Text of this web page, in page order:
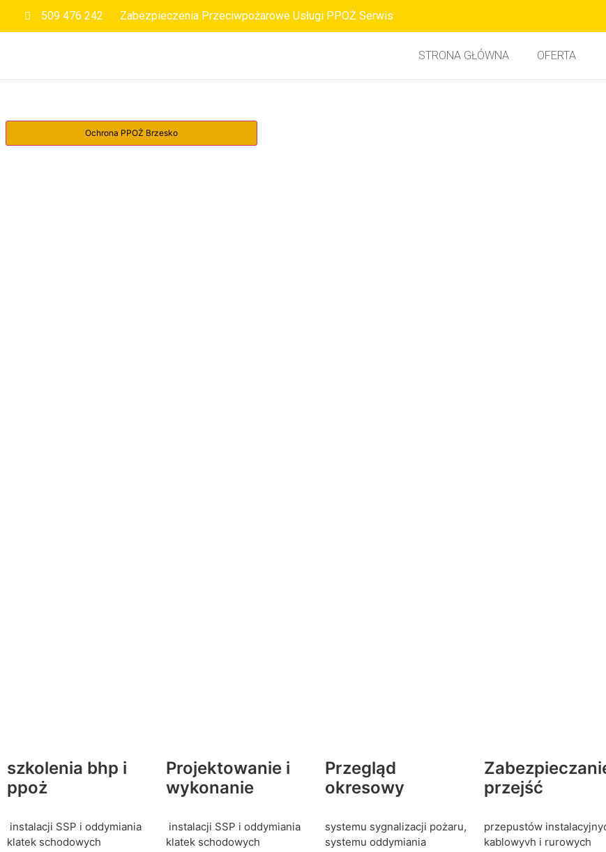
509 476 242 Zabezpieczenia Przeciwpożarowe Usługi PPOŻ Serwis
STRONA GŁÓWNA OFERTA
szkolenia bhp i
ppoż
instalacji SSP i oddymiania
klatek schodowych
Projektowanie i
wykonanie
instalacji SSP i oddymiania
klatek schodowych
Przegląd
okresowy
systemu sygnalizacji pożaru,
systemu oddymiania
przejść
przepustów
kablowyvh i rurowych